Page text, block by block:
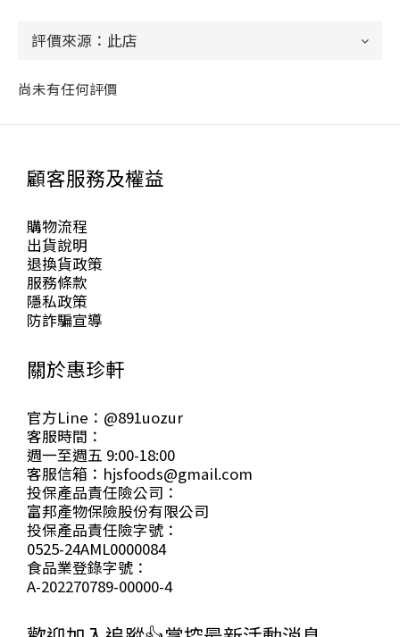
尚未有任何評價
顧客服務及權益
購物流程
出貨說明
退換貨政策
服務條款
隱私政策
防詐騙宣導
關於惠珍軒
官方Line：@891uozur
客服時間：
週一至週五 9:00-18:00
客服信箱：hjsfoods@gmail.com
投保產品責任險公司：
富邦產物保險股份有限公司
投保產品責任險字號：
0525-24AML0000084
食品業登錄字號：
A-202270789-00000-4